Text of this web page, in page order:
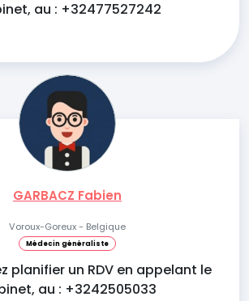
au : +32477527242
GARBACZ Fabien
Voroux-Goreux - Belgique
Médecin généraliste
planifier un RDV en appelant le
au : +3242505033